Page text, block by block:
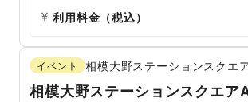
利用料金（税込）
イベント 相模大野ステーションスクエ
相模大野ステーションスクエア